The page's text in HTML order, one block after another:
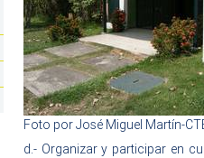
Foto por José Miguel Martín-
d.- Organizar y participar en